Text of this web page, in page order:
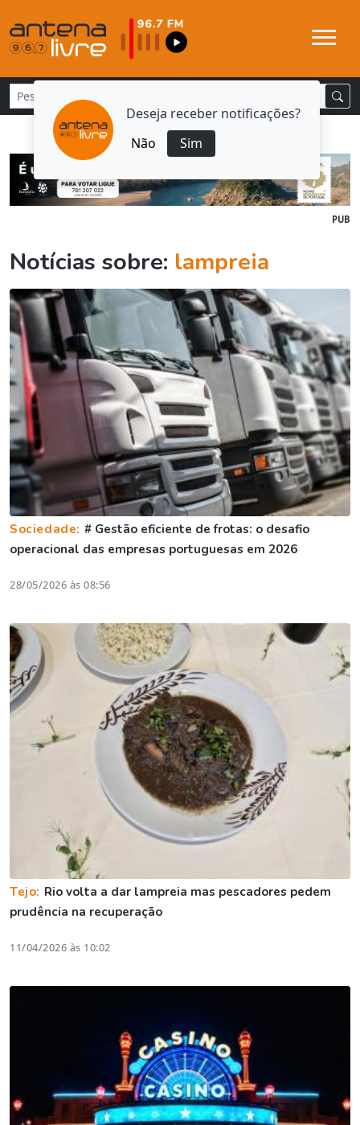
Deseja receber notificações?
Não
Sim
PUB
Notícias sobre: lampreia
Sociedade: # Gestão eficiente de frotas: o desafio
operacional das empresas portuguesas em 2026
28/05/2026 às 08:56
Tejo: Rio volta a dar lampreia mas pescadores pedem
prudência na recuperação
11/04/2026 às 10:02